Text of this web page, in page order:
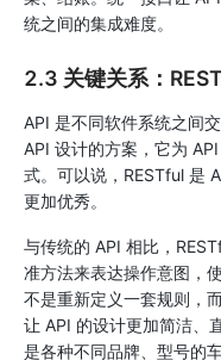
统之间的集成难度。
2.3 关键关系：
API 是不同软件系统之间
API 设计的方案，它为
式。可以说，RESTful 是
更加优秀。
与传统的 API 相比，
准方法来表达操作意图，
不是重新定义一套规则，
让 API 的设计更加简洁、
是各种不同品牌、型号的